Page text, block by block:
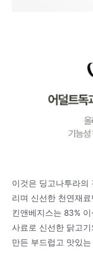
이것은 딩고나투라의
리며 신선한 천연재
킨앤베지스는 83%
사료로 신선한 닭고
만든 부드럽고 맛있